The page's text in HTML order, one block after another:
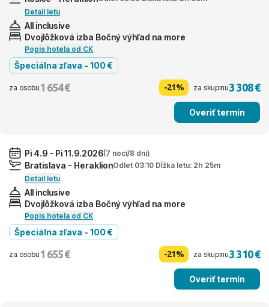
Detail letu
All inclusive
Dvojlôžková izba Bočný výhľad na more
Popis hotela od CK
Špeciálna zľava - 100 €
za osobu 1 654 € -21% za skupinu3 308 €
Overiť termín
Pi 4.9 - Pi 11.9.2026(7 nocí/8 dní)
Bratislava - HeraklionOdlet 03:10 Dĺžka letu: 2h 25m
Detail letu
All inclusive
Dvojlôžková izba Bočný výhľad na more
Popis hotela od CK
Špeciálna zľava - 100 €
za osobu 1 655 € -21% za skupinu3 310 €
Overiť termín